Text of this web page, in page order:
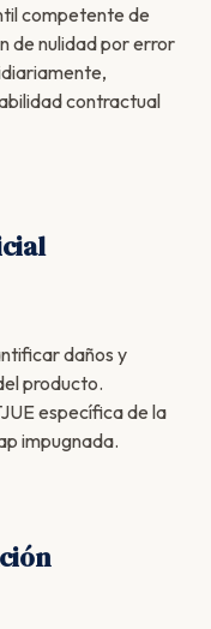
competente de
de nulidad por error
contractual
daños y
producto.
específica de la
impugnada.